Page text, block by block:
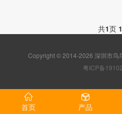
共1页 1
Copyright © 2014-2026 深圳市鸟
粤ICP备
首页 产品